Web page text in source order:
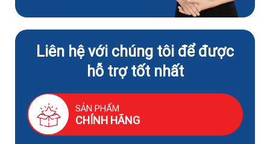
Liên hệ với chúng tôi để được
hỗ trợ tốt nhất
SẢN PHẨM
CHÍNH HÃNG